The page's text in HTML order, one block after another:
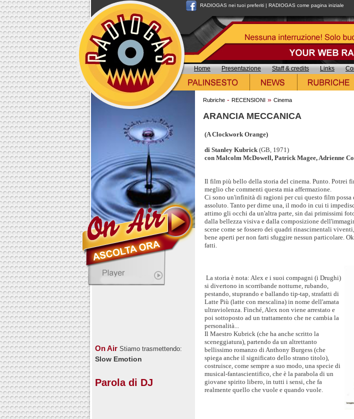
RADIOGAS nei tuoi preferiti | RADIOGAS come pagina iniziale
Home Presentazione Staff & credits Links
On Air Stiamo trasmettendo:
Slow Emotion
Parola di DJ
Rubriche - RECENSIONI » Cinema
ARANCIA MECCANICA
(A Clockwork Orange)
di Stanley Kubrick (GB, 1971)
con Malcolm McDowell, Patrick Magee, Adrienne
Il film più bello della storia del cinema. Punto. Potrei
meglio che commenti questa mia affermazione.
Ci sono un'infinità di ragioni per cui questo film possa
assoluto. Tanto per dirne una, il modo in cui ti
attimo gli occhi da un'altra parte, sin dai primissimi
dalla bellezza visiva e dalla composizione
scene come se fossero dei quadri rinascimentali
bene aperti per non farti sfuggire nessun particolare.
fatti.
La storia è nota: Alex e i suoi compagni (i Drughi)
si divertono in scorribande notturne, rubando,
pestando, stuprando e ballando tip-tap, strafatti di
Latte Più (latte con mescalina) in nome dell'amata
ultraviolenza. Finché, Alex non viene arrestato e
poi sottoposto ad un trattamento che ne cambia la
personalità...
Il Maestro Kubrick (che ha anche scritto la
sceneggiatura), partendo da un altrettanto
bellissimo romanzo di Anthony Burgess (che
spiega anche il significato dello strano titolo),
costruisce, come sempre a suo modo, una specie di
musical-fantascientifico, che è la parabola di un
giovane spirito libero, in tutti i sensi, che fa
realmente quello che vuole e quando vuole.